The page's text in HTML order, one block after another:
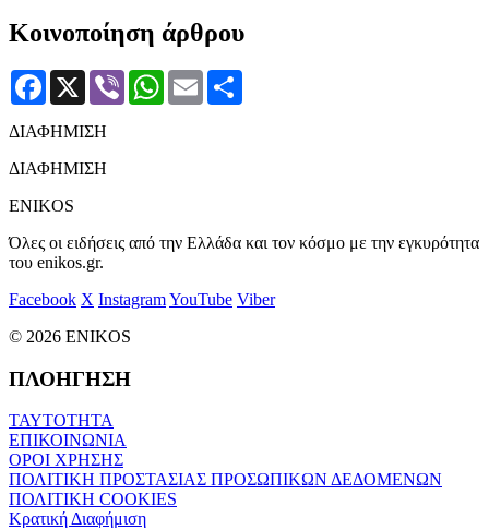
Κοινοποίηση άρθρου
Facebook
X Viber WhatsApp
Email
ΔΙΑΦΗΜΙΣΗ
ΔΙΑΦΗΜΙΣΗ
ENIKOS
Όλες οι ειδήσεις από την Ελλάδα και τον κόσμο με την εγκυρότητα
του enikos.gr.
Facebook X InstagramYouTube Viber
© 2026 ENIKOS
ΠΛΟΗΓΗΣΗ
ΤΑΥΤΟΤΗΤΑ
ΕΠΙΚΟΙΝΩΝΙΑ
ΟΡΟΙ ΧΡΗΣΗΣ
ΠΟΛΙΤΙΚΗ ΠΡΟΣΤΑΣΙΑΣ ΠΡΟΣΩΠΙΚΩΝ ΔΕΔΟΜΕΝΩΝ
ΠΟΛΙΤΙΚΗ COOKIES
Κρατική Διαφήμιση